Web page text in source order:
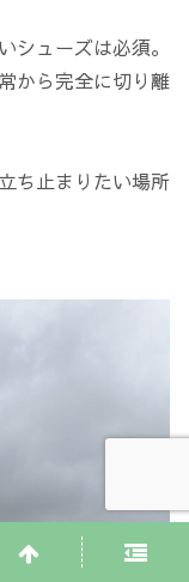
シューズは必須。
から完全に切り離
ち止まりたい場所